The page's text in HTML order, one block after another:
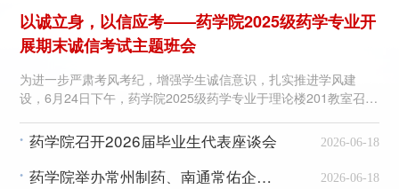
以诚立身，以信应考——药学院2025级药学专业开
展期末诚信考试主题班会
为进一步严肃考风考纪，增强学生诚信意识，扎实推进学风建
设，6月24日下午，药学院2025级药学专业于理论楼201教室召开
同学参会。 会上，辅导员岳燕结合校内近期发生的真实违纪案
例，以案示警，深入剖析了考试作弊的多重危害。她详细解读了
学校关于考试违规的处理规定，重点强调了作弊行为可能面临的
2026-06-18
• 药学院召开2026届毕业生代表座谈会
2026-06-18
• 药学院举办常州制药、南通常佑企业 实习、就业专场招聘会